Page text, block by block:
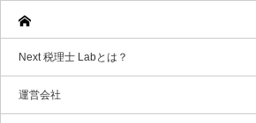
Next 税理士 Labとは？
運営会社